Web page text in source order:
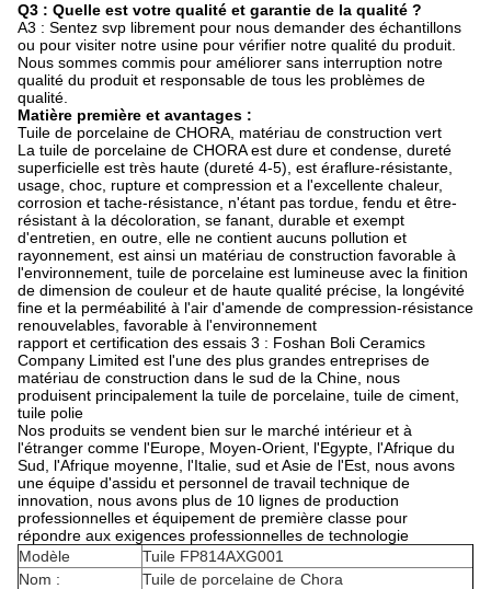
Q3 : Quelle est votre qualité et garantie de la qualité ?
A3 : Sentez svp librement pour nous demander des échantillons
ou pour visiter notre usine pour vérifier notre qualité du produit.
Nous sommes commis pour améliorer sans interruption notre
qualité du produit et responsable de tous les problèmes de
qualité.
Matière première et avantages :
Tuile de porcelaine de CHORA, matériau de construction vert
La tuile de porcelaine de CHORA est dure et condense, dureté
superficielle est très haute (dureté 4-5), est éraflure-résistante,
usage, choc, rupture et compression et a l'excellente chaleur,
corrosion et tache-résistance, n'étant pas tordue, fendu et être-
résistant à la décoloration, se fanant, durable et exempt
d'entretien, en outre, elle ne contient aucuns pollution et
rayonnement, est ainsi un matériau de construction favorable à
l'environnement, tuile de porcelaine est lumineuse avec la finition
de dimension de couleur et de haute qualité précise, la longévité
fine et la perméabilité à l'air d'amende de compression-résistance
renouvelables, favorable à l'environnement
rapport et certification des essais 3 : Foshan Boli Ceramics
Company Limited est l'une des plus grandes entreprises de
matériau de construction dans le sud de la Chine, nous
produisent principalement la tuile de porcelaine, tuile de ciment,
tuile polie
Nos produits se vendent bien sur le marché intérieur et à
l'étranger comme l'Europe, Moyen-Orient, l'Egypte, l'Afrique du
Sud, l'Afrique moyenne, l'Italie, sud et Asie de l'Est, nous avons
une équipe d'assidu et personnel de travail technique de
innovation, nous avons plus de 10 lignes de production
professionnelles et équipement de première classe pour
répondre aux exigences professionnelles de technologie
Modèle
Tuile FP814AXG001
Nom :
Tuile de porcelaine de Chora